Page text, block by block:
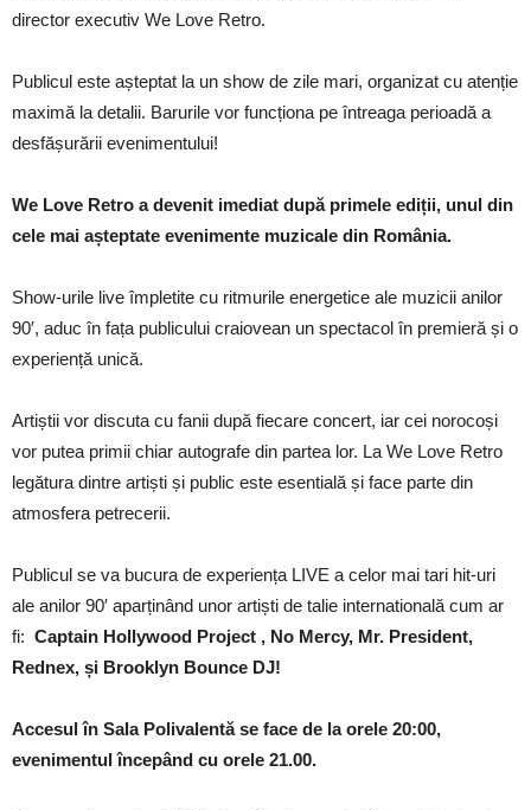
director executiv We Love Retro.
Publicul este așteptat la un show de zile mari, organizat cu atenție
maximă la detalii. Barurile vor funcționa pe întreaga perioadă a
desfășurării evenimentului!
We Love Retro a devenit imediat după primele ediții, unul din
cele mai așteptate evenimente muzicale din România.
Show-urile live împletite cu ritmurile energetice ale muzicii anilor
90′, aduc în fața publicului craiovean un spectacol în premieră și o
experiență unică.
Artiștii vor discuta cu fanii după fiecare concert, iar cei norocoși
vor putea primii chiar autografe din partea lor. La We Love Retro
legătura dintre artiști și public este esentială și face parte din
atmosfera petrecerii.
Publicul se va bucura de experiența LIVE a celor mai tari hit-uri
ale anilor 90′ aparținând unor artiști de talie internatională cum ar
fi: Captain Hollywood Project , No Mercy, Mr. President,
Rednex, și Brooklyn Bounce DJ!
Accesul în Sala Polivalentă se face de la orele 20:00,
evenimentul începând cu orele 21.00.